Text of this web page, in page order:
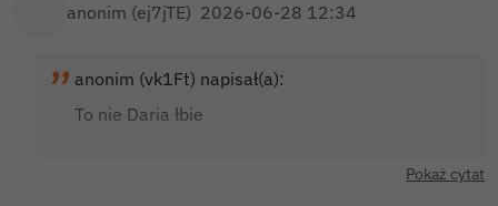
anonim (ej7jTE) 2026-06-28 12:34
anonim (vk1Ft) napisał(a):
To nie Daria łbie
Pokaż cytat